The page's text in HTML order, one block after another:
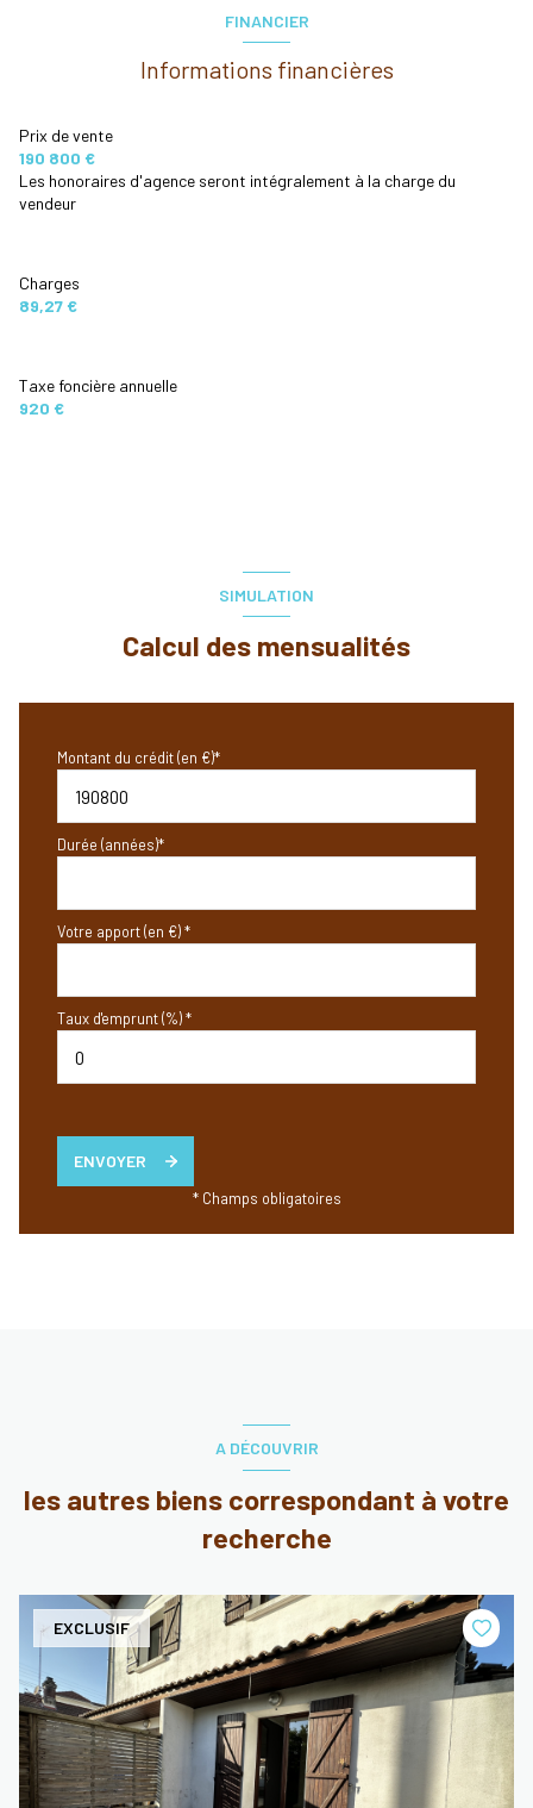
FINANCIER
Informations financières
Prix de vente
190 800 €
Les honoraires d'agence seront intégralement à la charge du
vendeur
Charges
89,27 €
Taxe foncière annuelle
920 €
SIMULATION
Calcul des mensualités
Montant du crédit (en €)*
Durée (années)*
Votre apport (en €) *
Taux d'emprunt (%) *
ENVOYER
* Champs obligatoires
A DÉCOUVRIR
les autres biens correspondant à votre
recherche
EXCLUSIF